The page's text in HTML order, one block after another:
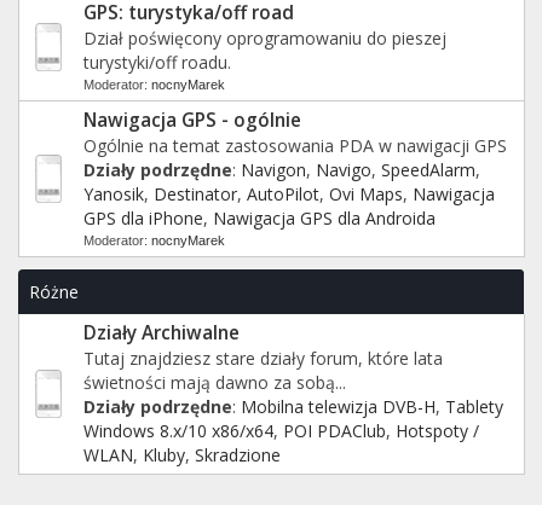
GPS: turystyka/off road
Dział poświęcony oprogramowaniu do pieszej
turystyki/off roadu.
Moderator: nocnyMarek
Nawigacja GPS - ogólnie
Ogólnie na temat zastosowania PDA w nawigacji GPS
Działy podrzędne: Navigon, Navigo, SpeedAlarm,
Yanosik, Destinator, AutoPilot, Ovi Maps, Nawigacja
GPS dla iPhone, Nawigacja GPS dla Androida
Moderator: nocnyMarek
Różne
Działy Archiwalne
Tutaj znajdziesz stare działy forum, które lata
świetności mają dawno za sobą...
Działy podrzędne: Mobilna telewizja DVB-H, Tablety
Windows 8.x/10 x86/x64, POI PDAClub, Hotspoty /
WLAN, Kluby, Skradzione